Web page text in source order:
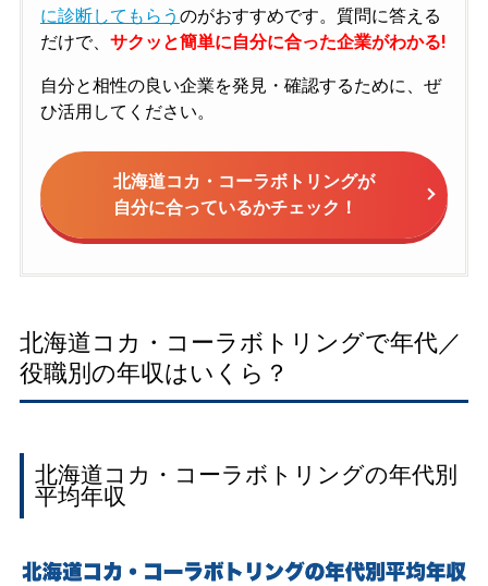
に診断してもらう のがおすすめです。質問に答える
だけで、 サクッと簡単に自分に合った企業がわかる!
自分と相性の良い企業を発見・確認するために、ぜ
ひ活用してください。
北海道コカ・コーラボトリングが
自分に合っているかチェック！
北海道コカ・コーラボトリングで年代／
役職別の年収はいくら？
北海道コカ・コーラボトリングの年代別
平均年収